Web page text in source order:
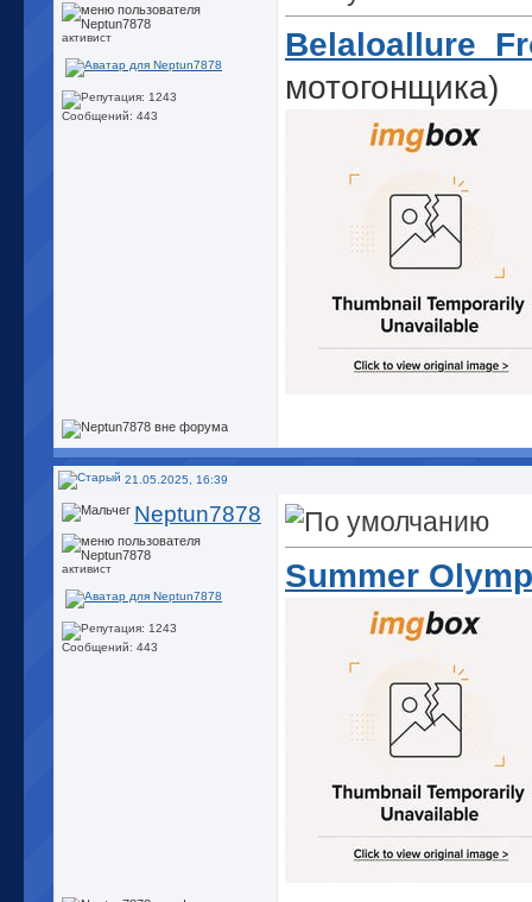
активист
Сообщений: 443
мотогонщика)
21.05.2025, 16:39
Neptun7878
активист
Сообщений: 443
Summer